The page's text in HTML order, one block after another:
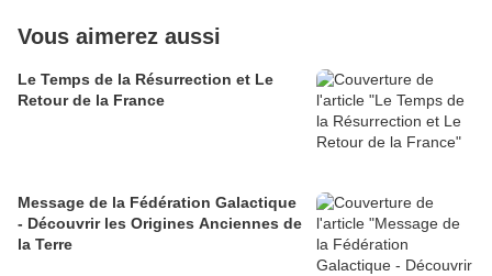
Vous aimerez aussi
Le Temps de la Résurrection et Le
Retour de la France
Message de la Fédération Galactique
- Découvrir les Origines Anciennes de
la Terre